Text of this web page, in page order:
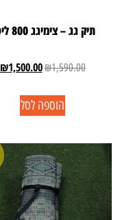
תיק גג – צימיגג 800 ליטר
₪1,590.00
₪1,500.00
הוספה לסל